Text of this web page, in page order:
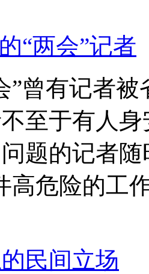
“两会”记者
”曾有记者
至于有人
题的记者
高危险的工
民间立场